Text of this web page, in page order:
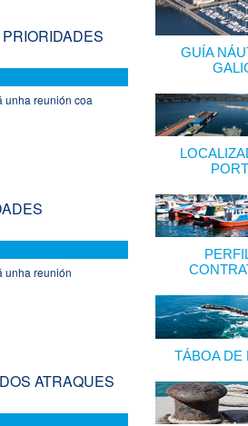
GUÍA
TÁBOA DE
unha reunión coa
unha reunión
ATRAQUES